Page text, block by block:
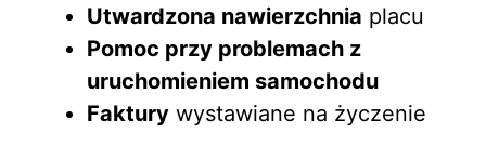
Utwardzona nawierzchnia placu
Pomoc przy problemach z
uruchomieniem samochodu
Faktury wystawiane na życzenie